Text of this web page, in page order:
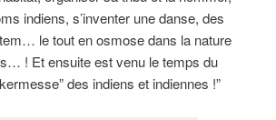
indiens, s’inventer une danse, des
le tout en osmose dans la nature
! Et ensuite est venu le temps du
des indiens et indiennes !”